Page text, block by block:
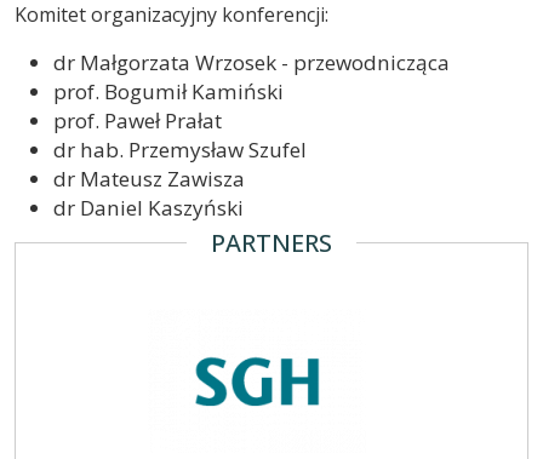
Komitet organizacyjny konferencji:
dr Małgorzata Wrzosek - przewodnicząca
prof. Bogumił Kamiński
prof. Paweł Prałat
dr hab. Przemysław Szufel
dr Mateusz Zawisza
dr Daniel Kaszyński
PARTNERS